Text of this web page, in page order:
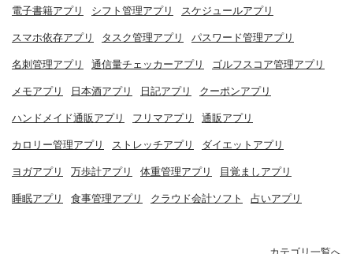
電子書籍アプリ シフト管理アプリ スケジュールアプリ
スマホ依存アプリ タスク管理アプリ パスワード管理アプリ
名刺管理アプリ 通信量チェッカーアプリ ゴルフスコア管理アプリ
メモアプリ 日本酒アプリ 日記アプリ クーポンアプリ
ハンドメイド通販アプリ フリマアプリ 通販アプリ
カロリー管理アプリ ストレッチアプリ ダイエットアプリ
ヨガアプリ 万歩計アプリ 体重管理アプリ 目覚ましアプリ
睡眠アプリ 食事管理アプリ クラウド会計ソフト 占いアプリ